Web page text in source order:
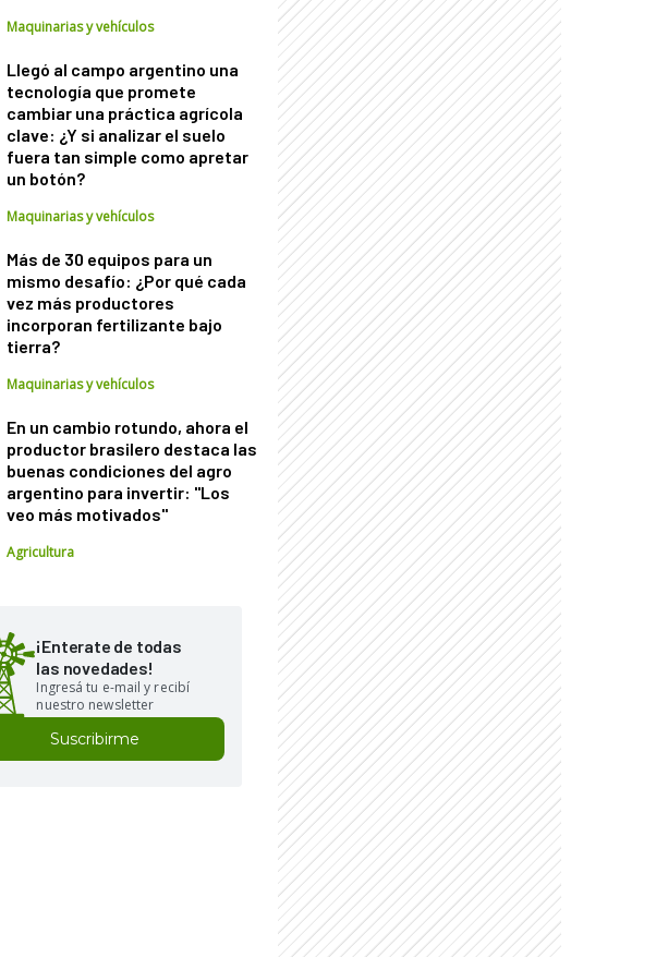
Maquinarias y vehículos
Llegó al campo argentino una
tecnología que promete
cambiar una práctica agrícola
clave: ¿Y si analizar el suelo
fuera tan simple como apretar
un botón?
Maquinarias y vehículos
Más de 30 equipos para un
mismo desafío: ¿Por qué cada
vez más productores
incorporan fertilizante bajo
tierra?
Maquinarias y vehículos
En un cambio rotundo, ahora el
productor brasilero destaca las
buenas condiciones del agro
argentino para invertir: "Los
veo más motivados"
Agricultura
¡Enterate de todas
las novedades!
Ingresá tu e-mail y recibí
nuestro newsletter
Suscribirme